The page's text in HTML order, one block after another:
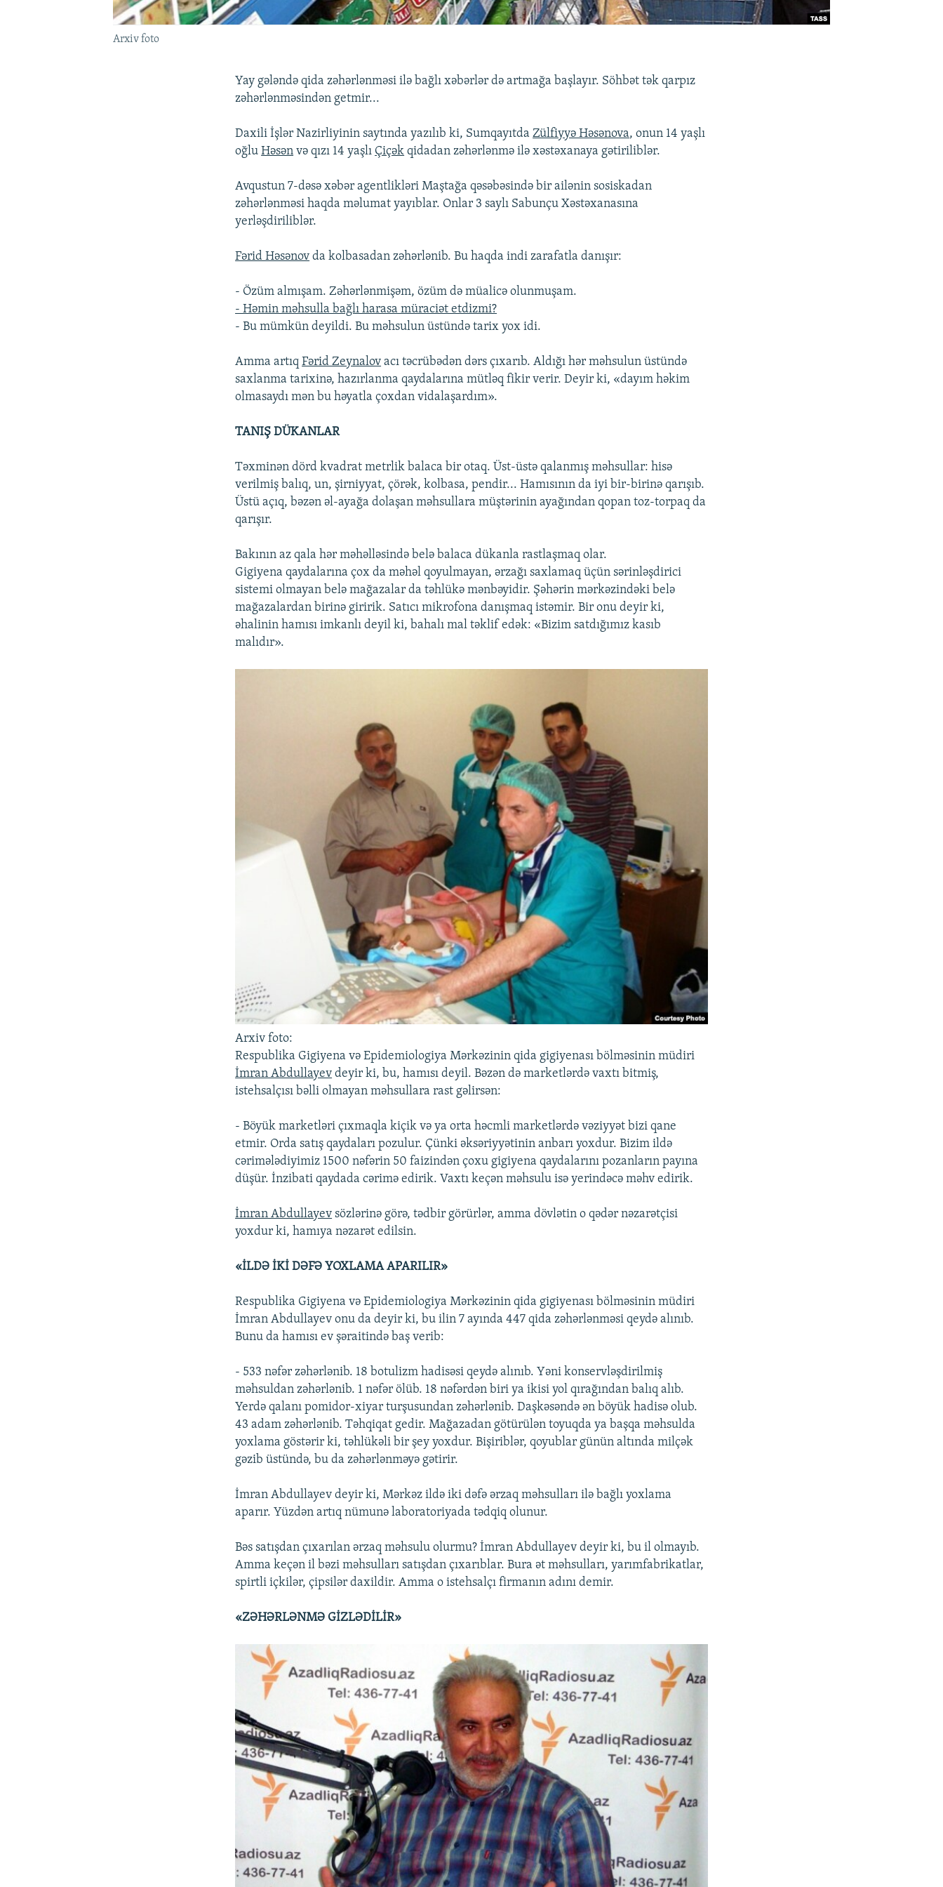
Arxiv foto
Yay gələndə qida zəhərlənməsi ilə bağlı xəbərlər də artmağa başlayır. Söhbət tək qarpız
zəhərlənməsindən getmir...
Daxili İşlər Nazirliyinin saytında yazılıb ki, SumqayıtdaZülfiyyə Həsənova, onun 14 yaşlı
oğluHəsən və qızı 14 yaşlı Çiçək qidadan zəhərlənmə ilə xəstəxanaya gətiriliblər.
Avqustun 7-dəsə xəbər agentlikləri Maştağa qəsəbəsində bir ailənin sosiskadan
zəhərlənməsi haqda məlumat yayıblar. Onlar 3 saylı Sabunçu Xəstəxanasına
yerləşdiriliblər.
Fərid Həsənov da kolbasadan zəhərlənib. Bu haqda indi zarafatla danışır:
- Özüm almışam. Zəhərlənmişəm, özüm də müalicə olunmuşam.
- Həmin məhsulla bağlı harasa müraciət etdizmi?
- Bu mümkün deyildi. Bu məhsulun üstündə tarix yox idi.
Amma artıqFərid Zeynalov acı təcrübədən dərs çıxarıb. Aldığı hər məhsulun üstündə
saxlanma tarixinə, hazırlanma qaydalarına mütləq fikir verir. Deyir ki, «dayım həkim
olmasaydı mən bu həyatla çoxdan vidalaşardım».
TANIŞ DÜKANLAR
Təxminən dörd kvadrat metrlik balaca bir otaq. Üst-üstə qalanmış məhsullar: hisə
verilmiş balıq, un, şirniyyat, çörək, kolbasa, pendir... Hamısının da iyi bir-birinə qarışıb.
Üstü açıq, bəzən əl-ayağa dolaşan məhsullara müştərinin ayağından qopan toz-torpaq da
qarışır.
Bakının az qala hər məhəlləsində belə balaca dükanla rastlaşmaq olar.
Gigiyena qaydalarına çox da məhəl qoyulmayan, ərzağı saxlamaq üçün sərinləşdirici
sistemi olmayan belə mağazalar da təhlükə mənbəyidir. Şəhərin mərkəzindəki belə
mağazalardan birinə giririk. Satıcı mikrofona danışmaq istəmir. Bir onu deyir ki,
əhalinin hamısı imkanlı deyil ki, bahalı mal təklif edək: «Bizim satdığımız kasıb
malıdır».
Arxiv foto:
Respublika Gigiyena və Epidemiologiya Mərkəzinin qida gigiyenası bölməsinin müdiri
İmran Abdullayev deyir ki, bu, hamısı deyil. Bəzən də marketlərdə vaxtı bitmiş,
istehsalçısı bəlli olmayan məhsullara rast gəlirsən:
- Böyük marketləri çıxmaqla kiçik və ya orta həcmli marketlərdə vəziyyət bizi qane
etmir. Orda satış qaydaları pozulur. Çünki əksəriyyətinin anbarı yoxdur. Bizim ildə
cərimələdiyimiz 1500 nəfərin 50 faizindən çoxu gigiyena qaydalarını pozanların payına
düşür. İnzibati qaydada cərimə edirik. Vaxtı keçən məhsulu isə yerindəcə məhv edirik.
İmran Abdullayev sözlərinə görə, tədbir görürlər, amma dövlətin o qədər nəzarətçisi
yoxdur ki, hamıya nəzarət edilsin.
«İLDƏ İKİ DƏFƏ YOXLAMA APARILIR»
Respublika Gigiyena və Epidemiologiya Mərkəzinin qida gigiyenası bölməsinin müdiri
İmran Abdullayev onu da deyir ki, bu ilin 7 ayında 447 qida zəhərlənməsi qeydə alınıb.
Bunu da hamısı ev şəraitində baş verib:
- 533 nəfər zəhərlənib. 18 botulizm hadisəsi qeydə alınıb. Yəni konservləşdirilmiş
məhsuldan zəhərlənib. 1 nəfər ölüb. 18 nəfərdən biri ya ikisi yol qırağından balıq alıb.
Yerdə qalanı pomidor-xiyar turşusundan zəhərlənib. Daşkəsəndə ən böyük hadisə olub.
43 adam zəhərlənib. Təhqiqat gedir. Mağazadan götürülən toyuqda ya başqa məhsulda
yoxlama göstərir ki, təhlükəli bir şey yoxdur. Bişiriblər, qoyublar günün altında milçək
gəzib üstündə, bu da zəhərlənməyə gətirir.
İmran Abdullayev deyir ki, Mərkəz ildə iki dəfə ərzaq məhsulları ilə bağlı yoxlama
aparır. Yüzdən artıq nümunə laboratoriyada tədqiq olunur.
Bəs satışdan çıxarılan ərzaq məhsulu olurmu? İmran Abdullayev deyir ki, bu il olmayıb.
Amma keçən il bəzi məhsulları satışdan çıxarıblar. Bura ət məhsulları, yarımfabrikatlar,
spirtli içkilər, çipsilər daxildir. Amma o istehsalçı firmanın adını demir.
«ZƏHƏRLƏNMƏ GİZLƏDİLİR»